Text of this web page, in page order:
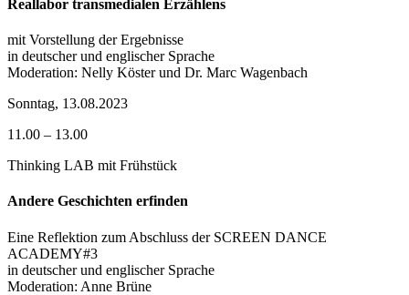
Reallabor transmedialen Erzählens
mit Vorstellung der Ergebnisse
in deutscher und englischer Sprache
Moderation: Nelly Köster und Dr. Marc Wagenbach
Sonntag, 13.08.2023
11.00 – 13.00
Thinking LAB mit Frühstück
Andere Geschichten erfinden
Eine Reflektion zum Abschluss der SCREEN DANCE
ACADEMY#3
in deutscher und englischer Sprache
Moderation: Anne Brüne